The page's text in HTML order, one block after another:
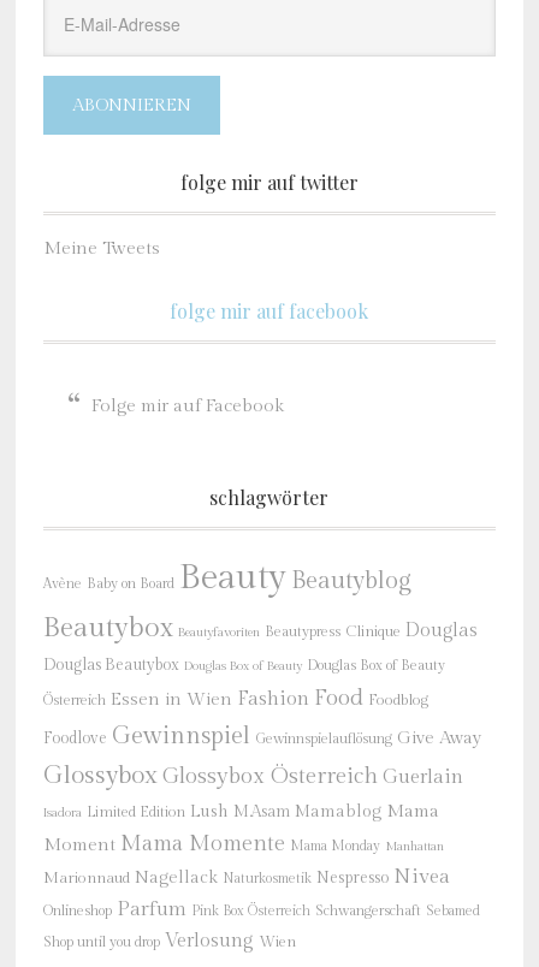
Mail-
Adresse
ABONNIEREN
folge mir auf twitter
Meine Tweets
folge mir auf facebook
Folge mir auf Facebook
schlagwörter
Avène Baby on Board Beauty Beautyblog
Beautybox Beautyfavoriten Beautypress Clinique Douglas
Douglas Beautybox Douglas Box of Beauty Douglas Box of Beauty
Österreich Essen in Wien Fashion Food Foodblog
Foodlove Gewinnspiel Gewinnspielauflösung Give Away
GlossyboxGlossybox Österreich Guerlain
Isadora Limited Edition Lush M.Asam Mamablog Mama
Moment Mama Momente Mama Monday Manhattan
Marionnaud Nagellack Naturkosmetik Nespresso Nivea
Onlineshop Parfum Pink Box Österreich Schwangerschaft Sebamed
Shop until you drop Verlosung Wien